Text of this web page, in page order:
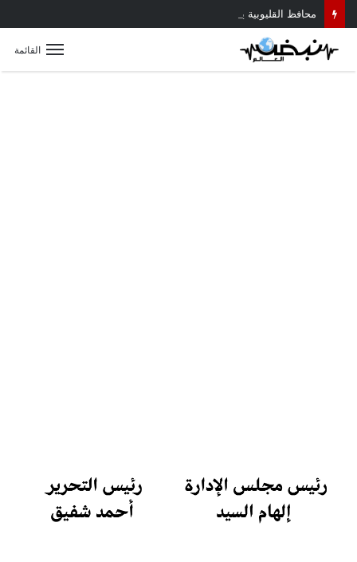
القائمة